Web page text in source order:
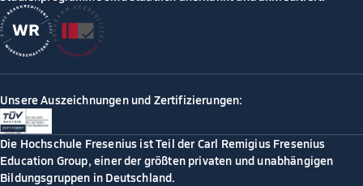
Unsere Auszeichnungen und Zertifizierungen:
Die Hochschule Fresenius ist Teil der Carl Remigius Fresenius
Education Group, einer der größten privaten und unabhängigen
Bildungsgruppen in Deutschland.